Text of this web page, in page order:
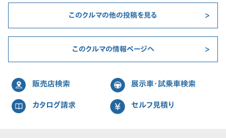
このクルマの他の投稿を見る
このクルマの情報ページへ
販売店検索 展示車・試乗車検索
カタログ請求 セルフ見積り